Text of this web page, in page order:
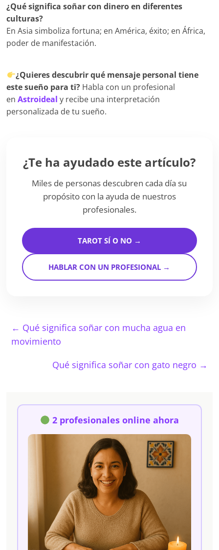
¿Qué significa soñar con dinero en diferentes
culturas?
En Asia simboliza fortuna; en América, éxito; en África,
poder de manifestación.
¿Quieres descubrir qué mensaje personal tiene
este sueño para ti? Habla con un profesional
enAstroideal y recibe una interpretación
personalizada de tu sueño.
¿Te ha ayudado este artículo?
Miles de personas descubren cada día su
propósito con la ayuda de nuestros
profesionales.
TAROT SÍ O NO →
HABLAR CON UN PROFESIONAL →
← Qué significa soñar con mucha agua en
movimiento
Qué significa soñar con gato negro →
2 profesionales online ahora